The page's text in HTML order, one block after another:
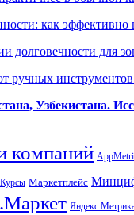
как эффективно
долговечности для
ручных
Узбекистана.
компаний
Курсы Маркетплейс